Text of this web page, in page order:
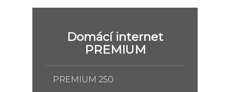
Domácí internet
PREMIUM
PREMIUM 250